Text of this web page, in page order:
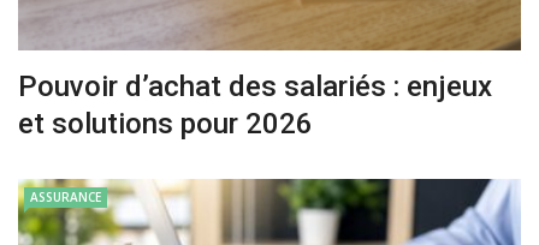
Pouvoir d’achat des salariés : enjeux
et solutions pour 2026
ASSURANCE